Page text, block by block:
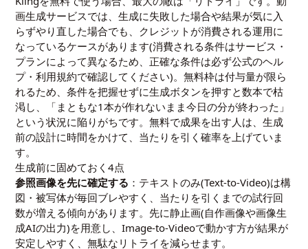
画生成サービスでは、生成に失敗した場合や結果が気に入
らずやり直した場合でも、クレジットが消費される運用に
なっているケースがあります(消費される条件はサービス・
プランによって異なるため、正確な条件は必ず公式のヘル
プ・利用規約で確認してください)。無料枠は付与量が限ら
れるため、条件を把握せずに生成ボタンを押すと数本で枯
渇し、「まともな1本が作れないまま今日の分が終わった」
という状況に陥りがちです。無料で成果を出す人は、生成
前の設計に時間をかけて、当たりを引く確率を上げていま
す。
生成前に固めておく4点
参照画像を先に確定する ：テキストのみ(Text-to-Video)は構
図・被写体が毎回ブレやすく、当たりを引くまでの試行回
数が増える傾向があります。先に静止画(自作画像や画像生
成AIの出力)を用意し、Image-to-Videoで動かす方が結果が
安定しやすく、無駄なリトライを減らせます。